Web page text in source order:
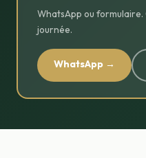
WhatsApp ou
journée.
WhatsApp →